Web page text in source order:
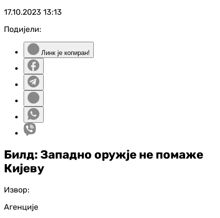
17.10.2023 13:13
Подијели:
Линк је копиран!
Билд: Западно оружје не помаже
Кијеву
Извор:
Агенције